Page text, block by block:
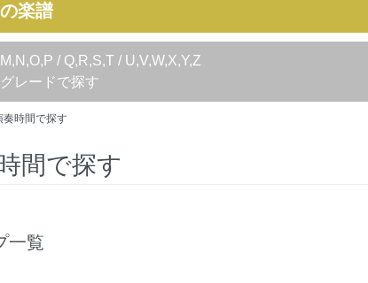
楽譜
M,N,O,P / Q,R,S,T / U,V,W,X,Y,Z
グレードで探す
奏時間で探す
間で探す
一覧